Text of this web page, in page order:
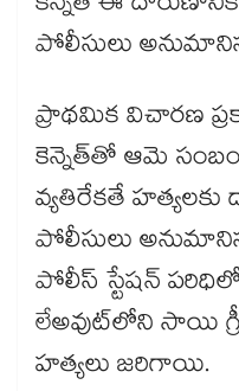
పోలీసులు
ప్రాథమిక విచారణ
కెన్నెత్‌తో ఆమె
వ్యతిరేకతే
పోలీసులు
పోలీస్ స్టేషన్
లేఅవుట్‌లోని సాయి
హత్యలు జరిగాయి.